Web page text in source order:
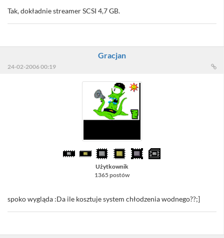
Tak, dokładnie streamer SCSI 4,7 GB.
Gracjan
24-02-2006 00:19
Użytkownik
1365 postów
spoko wygląda :Da ile kosztuje system chłodzenia wodnego??;]